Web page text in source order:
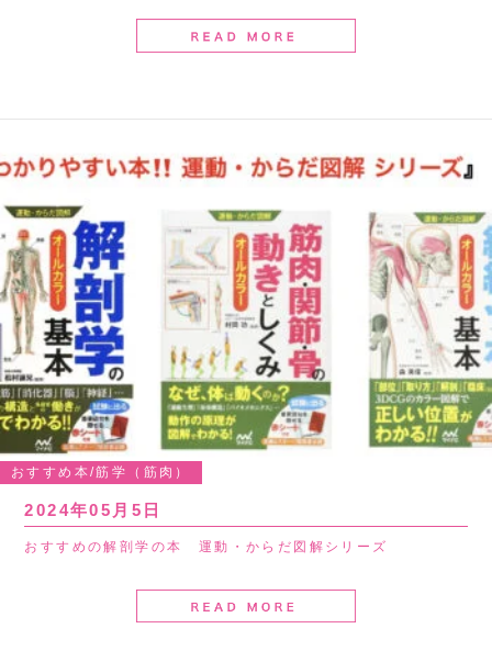
おすすめ本/筋学（筋肉）
2024年05月5日
おすすめの解剖学の本 運動・からだ図解シリーズ